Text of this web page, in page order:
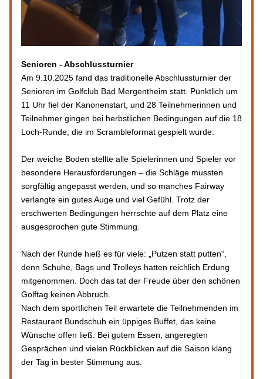
Senioren - Abschlussturnier
Am 9.10.2025 fand das traditionelle Abschlussturnier der
Senioren im Golfclub Bad Mergentheim statt. Pünktlich um
11 Uhr fiel der Kanonenstart, und 28 Teilnehmerinnen und
Teilnehmer gingen bei herbstlichen Bedingungen auf die 18
Loch-Runde, die im Scrambleformat gespielt wurde.
Der weiche Boden stellte alle Spielerinnen und Spieler vor
besondere Herausforderungen – die Schläge mussten
sorgfältig angepasst werden, und so manches Fairway
verlangte ein gutes Auge und viel Gefühl. Trotz der
erschwerten Bedingungen herrschte auf dem Platz eine
ausgesprochen gute Stimmung.
Nach der Runde hieß es für viele: „Putzen statt putten“,
denn Schuhe, Bags und Trolleys hatten reichlich Erdung
mitgenommen. Doch das tat der Freude über den schönen
Golftag keinen Abbruch.
Nach dem sportlichen Teil erwartete die Teilnehmenden im
Restaurant Bundschuh ein üppiges Buffet, das keine
Wünsche offen ließ. Bei gutem Essen, angeregten
Gesprächen und vielen Rückblicken auf die Saison klang
der Tag in bester Stimmung aus.